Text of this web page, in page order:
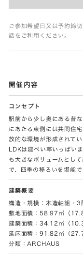
ご参加希望日又は予約締
話をご利用ください。
開催内容
コンセプト
駅前から少し奥にある昔
にあたる東側には共同住
放的な環境が形成されて
LDKは建ぺい率いっぱい
も大きなボリュームとし
で、四季の移ろいを堪能
建築概要
構造・規模：木造軸組・3
敷地面積：58.97㎡（
建築面積：34.12㎡（
延床面積：91.82㎡（
分類：ARCHAUS